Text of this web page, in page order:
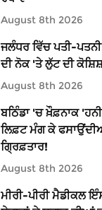
August 8th 2026
ਜਲੰਧਰ ਵਿੱਚ ਪਤੀ-
ਦੀ ਨੋਕ 'ਤੇ ਲੁੱਟ ਦੀ
August 8th 2026
ਬਠਿੰਡਾ 'ਚ ਖ਼ੌਫ਼ਨਾਕ
ਲਿਫ਼ਟ ਮੰਗ ਕੇ
ਗ੍ਰਿਫ਼ਤਾਰ!
August 8th 2026
ਮੀਰੀ-ਪੀਰੀ ਮੈਡੀਕਲ